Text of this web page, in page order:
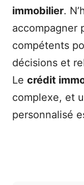
immobilier.
accompagner
compétents
décisions et
Le crédit
complexe, et
personnalisé